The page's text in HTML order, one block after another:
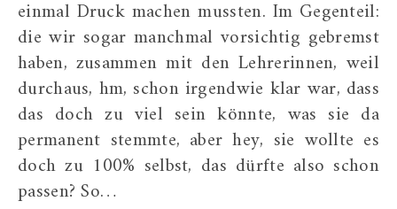
einmal Druck machen mussten. Im Gegenteil:
die wir sogar manchmal vorsichtig gebremst
haben, zusammen mit den Lehrerinnen, weil
durchaus, hm, schon irgendwie klar war, dass
das doch zu viel sein könnte, was sie da
permanent stemmte, aber hey, sie wollte es
doch zu 100% selbst, das dürfte also schon
passen? So…